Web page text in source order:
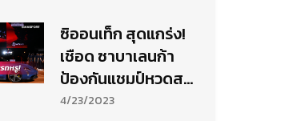
ซิออนเท็ก สุดแกร่ง!
เชือด ซาบาเลนก้า
ป้องกันแชมป์หวดสตุ๊
ตการ์ท พร้อมรถอีวี
4/23/2023